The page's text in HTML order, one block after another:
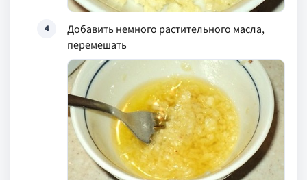
4
Добавить немного растительного масла,
перемешать